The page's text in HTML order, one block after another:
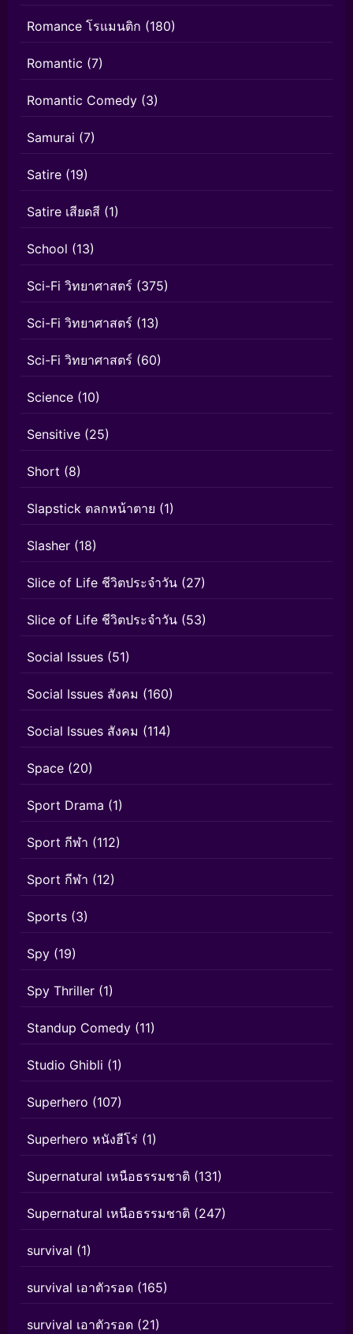
Romance โรแมนติก (180)
Romantic (7)
Romantic Comedy (3)
Samurai (7)
Satire (19)
Satire เสียดสี (1)
School (13)
Sci-Fi วิทยาศาสตร์ (375)
Sci-Fi วิทยาศาสตร์ (13)
Sci-Fi วิทยาศาสตร์ (60)
Science (10)
Sensitive (25)
Short (8)
Slapstick ตลกหน้าตาย (1)
Slasher (18)
Slice of Life ชีวิตประจำวัน (27)
Slice of Life ชีวิตประจำวัน (53)
Social Issues (51)
Social Issues สังคม (160)
Social Issues สังคม (114)
Space (20)
Sport Drama (1)
Sport กีฬา (112)
Sport กีฬา (12)
Sports (3)
Spy (19)
Spy Thriller (1)
Standup Comedy (11)
Studio Ghibli (1)
Superhero (107)
Superhero หนังฮีโร่ (1)
Supernatural เหนือธรรมชาติ (131)
Supernatural เหนือธรรมชาติ (247)
survival (1)
survival เอาตัวรอด (165)
survival เอาตัวรอด (21)